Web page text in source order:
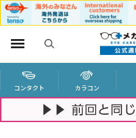
コンタクト カラコン